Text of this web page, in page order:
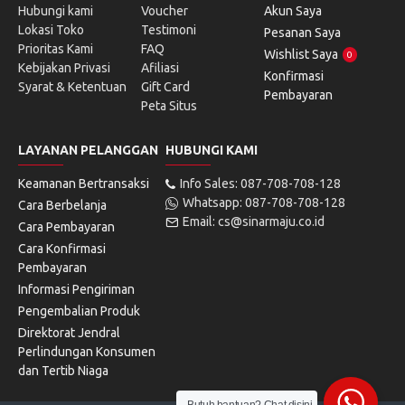
Hubungi kami
Lokasi Toko
Prioritas Kami
Kebijakan Privasi
Syarat & Ketentuan
Voucher
Testimoni
FAQ
Afiliasi
Gift Card
Peta Situs
Akun Saya
Pesanan Saya
Wishlist Saya
0
Konfirmasi
Pembayaran
LAYANAN PELANGGAN
Keamanan Bertransaksi
Cara Berbelanja
Cara Pembayaran
Cara Konfirmasi
Pembayaran
Informasi Pengiriman
Pengembalian Produk
Direktorat Jendral
Perlindungan Konsumen
dan Tertib Niaga
HUBUNGI KAMI
Info Sales: 087-708-708-128
Whatsapp: 087-708-708-128
Email: cs@sinarmaju.co.id